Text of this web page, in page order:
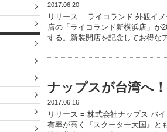
2017.06.20
リリース = ライコランド 外観イ
店の「ライコランド新横浜店」が
する。新装開店を記念してお得な
ナップスが台湾へ
2017.06.16
リリース = 株式会社ナップス バ
有率が高く『スクーター大国』と